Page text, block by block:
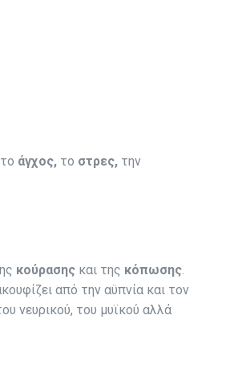
άγχος, το στρες, την
κούρασης και της κόπωσης
από την αϋπνία και τον
νευρικού, του μυϊκού αλλά